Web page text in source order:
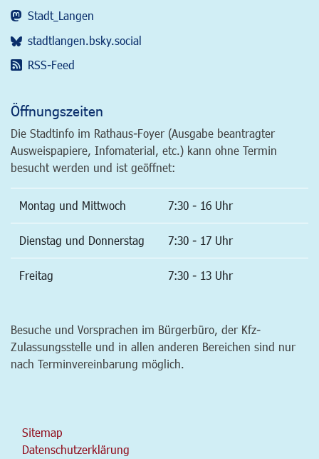
Stadt_Langen
stadtlangen.bsky.social
RSS-Feed
Öffnungszeiten
Die Stadtinfo im Rathaus-Foyer (Ausgabe beantragter
Ausweispapiere, Infomaterial, etc.) kann ohne Termin
besucht werden und ist geöffnet:
Montag und Mittwoch 7:30 - 16 Uhr
Dienstag und Donnerstag 7:30 - 17 Uhr
Freitag 7:30 - 13 Uhr
Besuche und Vorsprachen im Bürgerbüro, der Kfz-
Zulassungsstelle und in allen anderen Bereichen sind nur
nach Terminvereinbarung möglich.
Sitemap
Datenschutzerklärung